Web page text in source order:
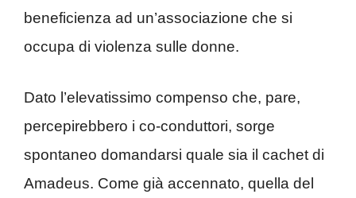
beneficienza ad un’associazione che si
occupa di violenza sulle donne.
Dato l’elevatissimo compenso che, pare,
percepirebbero i co-conduttori, sorge
spontaneo domandarsi quale sia il cachet di
Amadeus. Come già accennato, quella del